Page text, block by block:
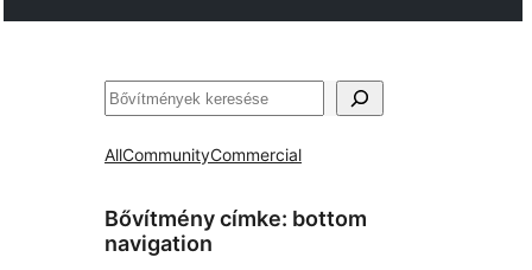
Keresés
AllCommunityCommercial
Bővítmény címke: bottom
navigation